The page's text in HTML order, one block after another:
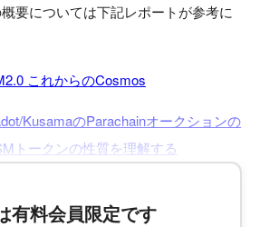
要については下記レポートが参考に
これからのCosmos
KusamaのParachainオークションの
トークンの性質を理解する
有料会員限定です